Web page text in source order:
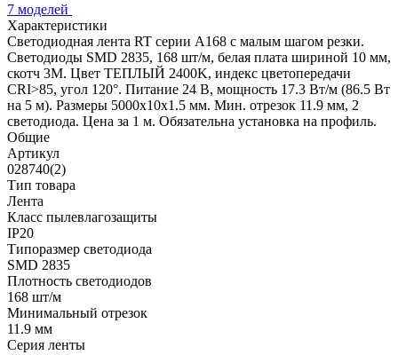
7 моделей
Характеристики
Светодиодная лента RT серии A168 с малым шагом резки.
Светодиоды SMD 2835, 168 шт/м, белая плата шириной 10 мм,
скотч 3M. Цвет ТЕПЛЫЙ 2400K, индекс цветопередачи
CRI>85, угол 120°. Питание 24 В, мощность 17.3 Вт/м (86.5 Вт
на 5 м). Размеры 5000x10x1.5 мм. Мин. отрезок 11.9 мм, 2
светодиода. Цена за 1 м. Обязательна установка на профиль.
Общие
Артикул
028740(2)
Тип товара
Лента
Класс пылевлагозащиты
IP20
Типоразмер светодиода
SMD 2835
Плотность светодиодов
168 шт/м
Минимальный отрезок
11.9 мм
Серия ленты